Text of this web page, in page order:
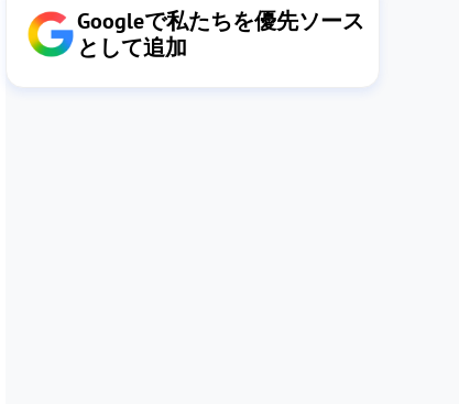
Googleで私たちを優先ソース
として追加